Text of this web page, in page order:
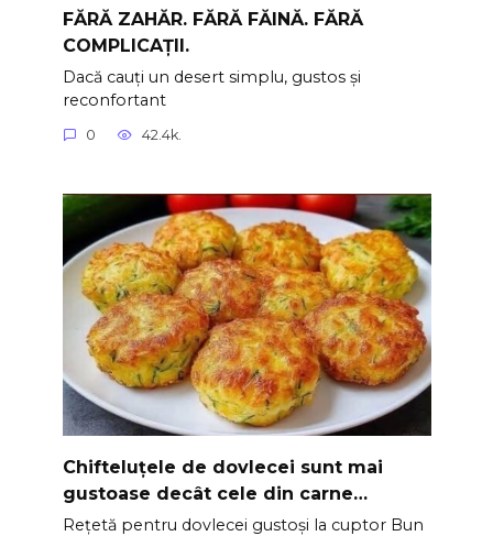
FĂRĂ ZAHĂR. FĂRĂ FĂINĂ. FĂRĂ
COMPLICAȚII.
Dacă cauți un desert simplu, gustos și
reconfortant
0 42.4k.
Chifteluțele de dovlecei sunt mai
gustoase decât cele din carne…
Rețetă pentru dovlecei gustoși la cuptor Bun